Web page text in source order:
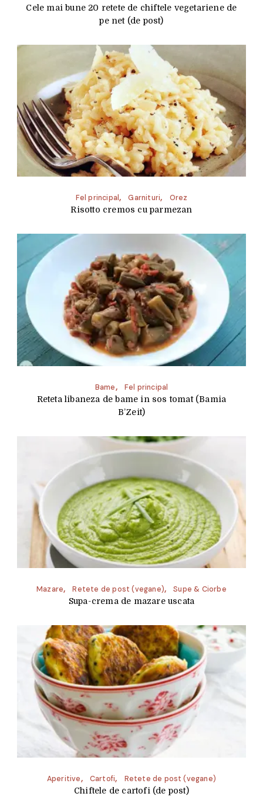
Cele mai bune 20 retete de chiftele vegetariene de
pe net (de post)
Fel principal Garnituri
Orez
Risotto cremos cu parmezan
Bame
Fel principal
Reteta libaneza de bame in sos tomat (Bamia
B’Zeit)
Mazare Retete de post (vegane)
Supe & Ciorbe
Supa-crema de mazare uscata
Aperitive Cartofi
Retete de post (vegane)
Chiftele de cartofi (de post)